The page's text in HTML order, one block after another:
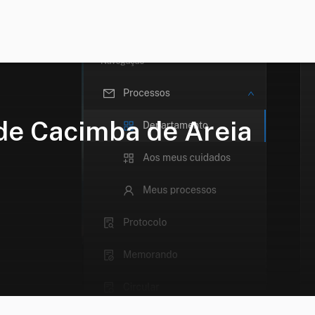
Cacimba de Areia